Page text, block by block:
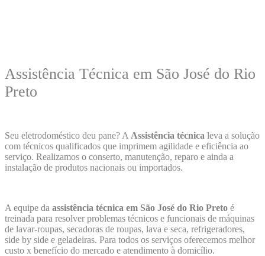
Assistência Técnica em São José do Rio
Preto
Seu eletrodoméstico deu pane? A Assistência técnica leva a solução
com técnicos qualificados que imprimem agilidade e eficiência ao
serviço. Realizamos o conserto, manutenção, reparo e ainda a
instalação de produtos nacionais ou importados.
A equipe da assistência técnica em São José do Rio Preto é
treinada para resolver problemas técnicos e funcionais de máquinas
de lavar-roupas, secadoras de roupas, lava e seca, refrigeradores,
side by side e geladeiras. Para todos os serviços oferecemos melhor
custo x benefício do mercado e atendimento à domicílio.